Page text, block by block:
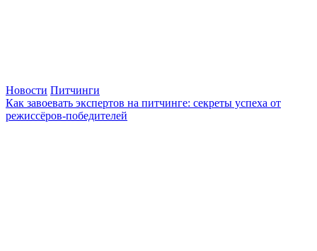
Новости Питчинги
Как завоевать экспертов на питчинге: секреты успеха от
режиссёров-победителей